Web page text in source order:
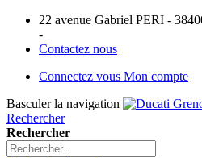
22 avenue Gabriel PERI -
-
Contactez nous
Connectez vous Mon compte
Basculer la navigation
Rechercher
Rechercher